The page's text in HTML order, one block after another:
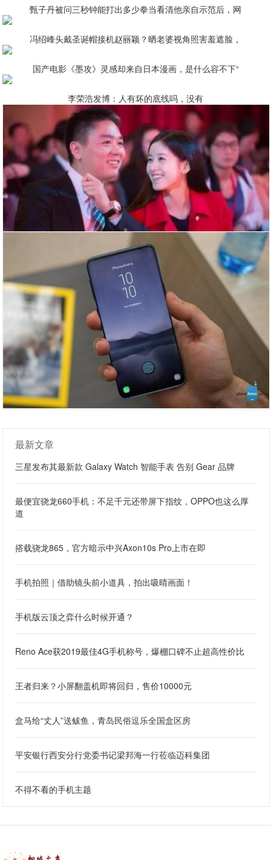
甄子丹被问三秒钟能打出多少拳当看清他亲自示范后，网
冯绍峰头戴圣诞帽接机赵丽颖？晒老婆视角照害羞遮脸，
国产电影《墨攻》灵感却来自日本漫画，是什么容不下“
李荣浩发博：人有坏的底线吗，没有
最新文章
三星发布其最新款 Galaxy Watch 智能手表 告别 Gear 品牌
最便宜骁龙660手机：不足千元还带屏下指纹，OPPO也这么厚
道
搭载骁龙865，官方暗示中兴Axon10s Pro上市在即
手机拍照｜借助镜头前小道具，拍出吸晴画面！
手机版云顶之弈什么时候开通？
Reno Ace获2019最佳4G手机称号，爆棚口碑不止超高性价比
王者归来？小屏翻盖机即将回归，售价10000元
盒马给“丈人”送鲅鱼，青岛民俗逗乐全国盒区房
平安银行西安分行党委书记梁邦海一行莅临迈科集团
不得不看的手机主题